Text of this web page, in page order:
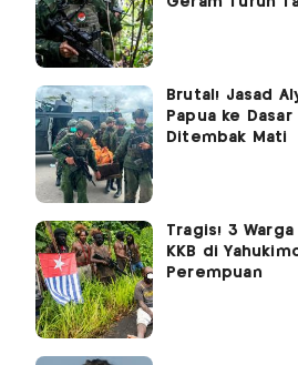
Brutal! Jasad
Papua ke
Ditembak Mati
Tragis! 3
KKB di
Perempuan